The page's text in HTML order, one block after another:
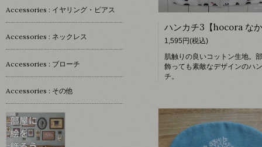
1,595円(税込)
肌触りの良いコットン生地。
飾っても素敵なデザインのハ
チ。
Accessories : イヤリング・ピアス
Accessories : ネックレス
Accessories : ブローチ
Accessories : その他